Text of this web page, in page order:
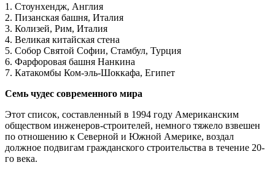
1. Стоунхендж, Англия
2. Пизанская башня, Италия
3. Колизей, Рим, Италия
4. Великая китайская стена
5. Собор Святой Софии, Стамбул, Турция
6. Фарфоровая башня Нанкина
7. Катакомбы Ком-эль-Шоккафа, Египет
Семь чудес современного мира
Этот список, составленный в 1994 году Американским
обществом инженеров-строителей, немного тяжело взвешен
по отношению к Северной и Южной Америке, воздал
должное подвигам гражданского строительства в течение 20-
го века.